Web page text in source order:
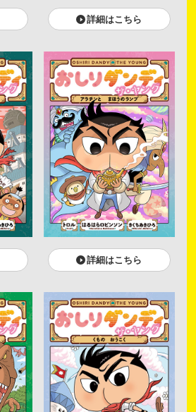
詳細はこちら
詳細はこちら